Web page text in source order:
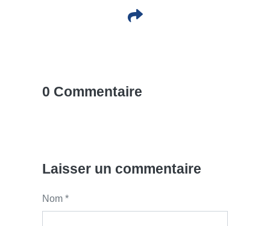
0 Commentaire
Laisser un commentaire
Nom *